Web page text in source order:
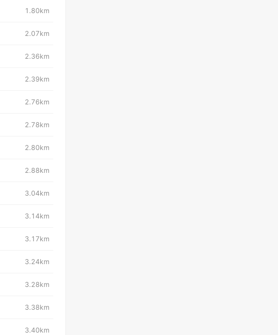
1.80km
2.07km
2.36km
2.39km
2.76km
2.78km
2.80km
2.88km
3.04km
3.14km
3.17km
3.24km
3.28km
3.38km
3.40km